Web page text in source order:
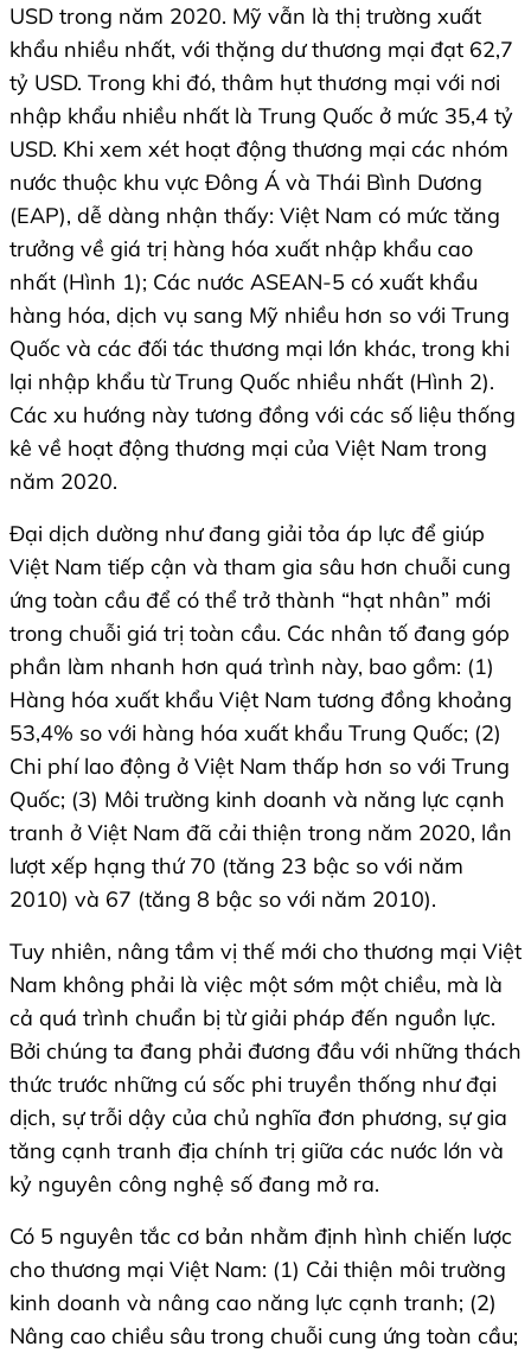
USD trong năm 2020. Mỹ vẫn là thị trường xuất
khẩu nhiều nhất, với thặng dư thương mại đạt 62,7
tỷ USD. Trong khi đó, thâm hụt thương mại với nơi
nhập khẩu nhiều nhất là Trung Quốc ở mức 35,4 tỷ
USD. Khi xem xét hoạt động thương mại các nhóm
nước thuộc khu vực Đông Á và Thái Bình Dương
(EAP), dễ dàng nhận thấy: Việt Nam có mức tăng
trưởng về giá trị hàng hóa xuất nhập khẩu cao
nhất (Hình 1); Các nước ASEAN-5 có xuất khẩu
hàng hóa, dịch vụ sang Mỹ nhiều hơn so với Trung
Quốc và các đối tác thương mại lớn khác, trong khi
lại nhập khẩu từ Trung Quốc nhiều nhất (Hình 2).
Các xu hướng này tương đồng với các số liệu thống
kê về hoạt động thương mại của Việt Nam trong
năm 2020.
Đại dịch dường như đang giải tỏa áp lực để giúp
Việt Nam tiếp cận và tham gia sâu hơn chuỗi cung
ứng toàn cầu để có thể trở thành “hạt nhân” mới
trong chuỗi giá trị toàn cầu. Các nhân tố đang góp
phần làm nhanh hơn quá trình này, bao gồm: (1)
Hàng hóa xuất khẩu Việt Nam tương đồng khoảng
53,4% so với hàng hóa xuất khẩu Trung Quốc; (2)
Chi phí lao động ở Việt Nam thấp hơn so với Trung
Quốc; (3) Môi trường kinh doanh và năng lực cạnh
tranh ở Việt Nam đã cải thiện trong năm 2020, lần
lượt xếp hạng thứ 70 (tăng 23 bậc so với năm
2010) và 67 (tăng 8 bậc so với năm 2010).
Tuy nhiên, nâng tầm vị thế mới cho thương mại Việt
Nam không phải là việc một sớm một chiều, mà là
cả quá trình chuẩn bị từ giải pháp đến nguồn lực.
Bởi chúng ta đang phải đương đầu với những thách
thức trước những cú sốc phi truyền thống như đại
dịch, sự trỗi dậy của chủ nghĩa đơn phương, sự gia
tăng cạnh tranh địa chính trị giữa các nước lớn và
kỷ nguyên công nghệ số đang mở ra.
Có 5 nguyên tắc cơ bản nhằm định hình chiến lược
cho thương mại Việt Nam: (1) Cải thiện môi trường
kinh doanh và nâng cao năng lực cạnh tranh; (2)
Nâng cao chiều sâu trong chuỗi cung ứng toàn cầu;